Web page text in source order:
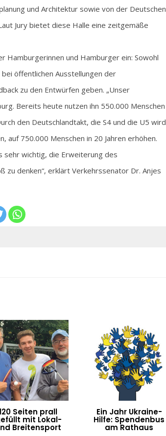
und Architektur sowie von der Deutschen
Jury bietet diese Halle eine zeitgemäße
Hamburgerinnen und Hamburger ein: Sowohl
öffentlichen Ausstellungen der
zu den Entwürfen geben. „Unser
Bereits heute nutzen ihn 550.000 Menschen
den Deutschlandtakt, die S4 und die U5 wird
auf 750.000 Menschen in 20 Jahren erhöhen.
sehr wichtig, die Erweiterung des
zu denken“, erklärt Verkehrssenator Dr. Anjes
Seiten prall
mit Lokal-
Breitensport
Ein Jahr Ukraine-
Hilfe: Spendenbus
am Rathaus